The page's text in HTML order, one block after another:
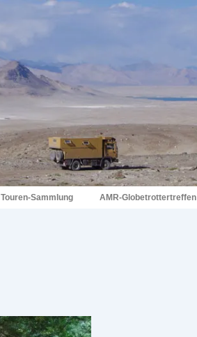
Touren-Sammlung AMR-Globetrottertreffen